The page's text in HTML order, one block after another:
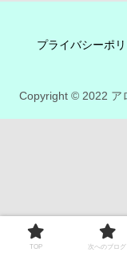
プライバシーポ
Copyright © 2022 ア
TOP 次へのブログ